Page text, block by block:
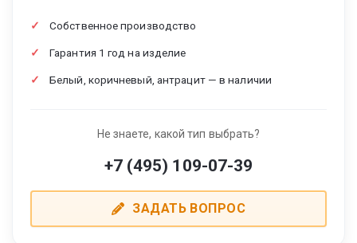
Собственное производство
Гарантия 1 год на изделие
Белый, коричневый, антрацит — в наличии
Не знаете, какой тип выбрать?
+7 (495) 109-07-39
ЗАДАТЬ ВОПРОС